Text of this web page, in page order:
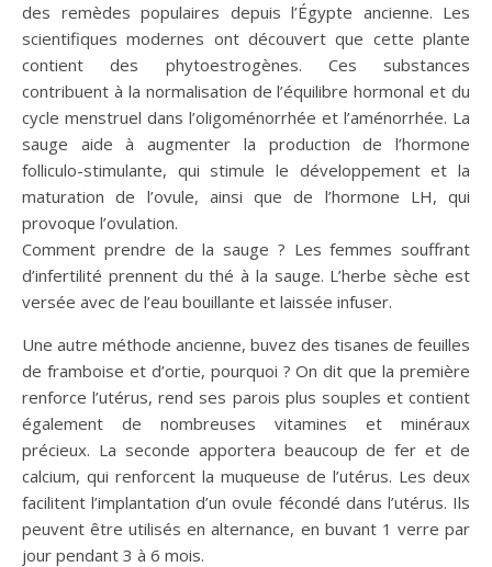
des remèdes populaires depuis l’Égypte ancienne. Les
scientifiques modernes ont découvert que cette plante
contient des phytoestrogènes. Ces substances
contribuent à la normalisation de l’équilibre hormonal et du
cycle menstruel dans l’oligoménorrhée et l’aménorrhée. La
sauge aide à augmenter la production de l’hormone
folliculo-stimulante, qui stimule le développement et la
maturation de l’ovule, ainsi que de l’hormone LH, qui
provoque l’ovulation.
Comment prendre de la sauge ? Les femmes souffrant
d’infertilité prennent du thé à la sauge. L’herbe sèche est
versée avec de l’eau bouillante et laissée infuser.
Une autre méthode ancienne, buvez des tisanes de feuilles
de framboise et d’ortie, pourquoi ? On dit que la première
renforce l’utérus, rend ses parois plus souples et contient
également de nombreuses vitamines et minéraux
précieux. La seconde apportera beaucoup de fer et de
calcium, qui renforcent la muqueuse de l’utérus. Les deux
facilitent l’implantation d’un ovule fécondé dans l’utérus. Ils
peuvent être utilisés en alternance, en buvant 1 verre par
jour pendant 3 à 6 mois.